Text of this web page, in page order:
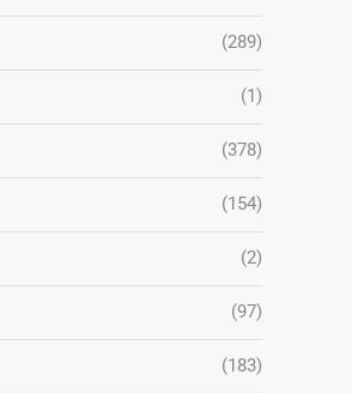
(289)
(1)
(378)
(154)
(2)
(97)
(183)